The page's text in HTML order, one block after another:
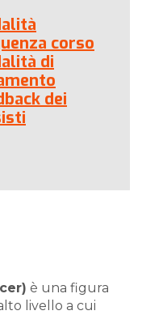
corso
di
dei
è una figura
livello a cui